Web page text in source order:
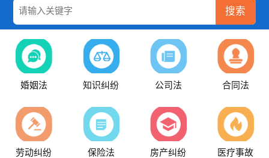
搜索
婚姻法 知识纠纷 公司法 合同法
劳动纠纷 保险法 房产纠纷 医疗事故